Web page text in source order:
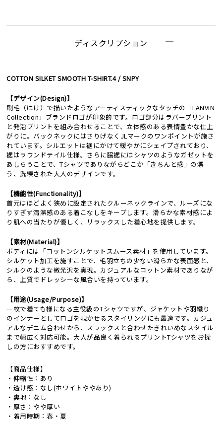
ディスクリプション
COTTON SILKET SMOOTH T-SHIRT.4 / SNPY
【デザイン(Design)】
刷毛（はけ）で描いたようなアーティスティックなタッチの「LANVIN
Collection」ブランドロゴが印象的です。ロゴ部分はラバープリント
と発泡プリントを組み合わせることで、立体感のある表情豊かな仕上
がりに。バックネックにはさりげなくJLマークのワンポイントが施さ
れています。シルエットは裾にかけて緩やかにシェイプされており、
裾はラウンドテイル仕様。さらに脇裾にはシャツのようなガゼットを
あしらうことで、Tシャツでありながらどこか「きちんと感」の漂
う、洗練された大人のデザインです。
【機能性(Functionality)】
首元はほどよく狭めに設定されたクルーネックラインで、ルーズにな
りすぎず清潔感のある着こなしをキープします。滑らかな素材感によ
り肌への当たりが優しく、リラックスした着心地を提供します。
【素材(Material)】
ボディには「コットンシルケットスムース素材」を使用しています。
シルケット加工を施すことで、毛羽立ちの少ない滑らかな表面感と、
シルクのような微光沢を実現。カジュアルなコットン素材でありなが
ら、上質でドレッシーな風合いを持っています。
【用途(Usage/Purpose)】
一枚で着ても様になる主役級のTシャツですが、ジャケットや羽織り
のインナーとしてロゴを覗かせるスタイリングにも最適です。カジュ
アルなデニム合わせから、スラックスと合わせたきれいめなスタイル
まで幅広く対応可能。大人が品良く着られるプリントTシャツをお探
しの方におすすめです。
【商品仕様】
・伸縮性：あり
・透け感：なし(ホワイトややあり)
・裏地：なし
・厚さ：やや厚い
・着用時期：春・夏